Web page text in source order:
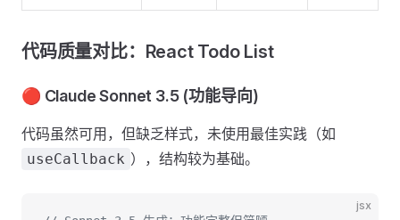
代码质量对比：React Todo List
🔴 Claude Sonnet 3.5 (功能导向)
代码虽然可用，但缺乏样式，未使用最佳实践（如
useCallback ），结构较为基础。
jsx